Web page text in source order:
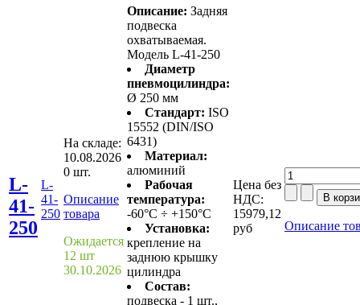
L-
41-
250
L-
41-
250
На складе:
10.08.2026
0 шт.
Описание
товара
Ожидается
12 шт
30.10.2026
Описание: Задняя
подвеска
охватываемая.
Модель L-41-250
Диаметр
пневмоцилиндра:
Ø 250 мм
Стандарт: ISO
15552 (DIN/ISO
6431)
Материал:
алюминий
Рабочая
температура:
-60°C ÷ +150°C
Установка:
крепление на
заднюю крышку
цилиндра
Состав:
подвеска - 1 шт.,
Цена без
НДС:
15979,12
руб
Описание